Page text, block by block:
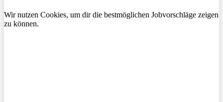
Wir nutzen Cookies, um dir die bestmöglichen Jobvorschläge zeigen
zu können.